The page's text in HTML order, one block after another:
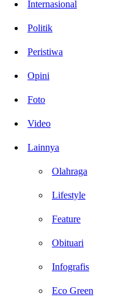
Internasional
Politik
Peristiwa
Opini
Foto
Video
Lainnya
Olahraga
Lifestyle
Feature
Obituari
Infografis
Eco Green